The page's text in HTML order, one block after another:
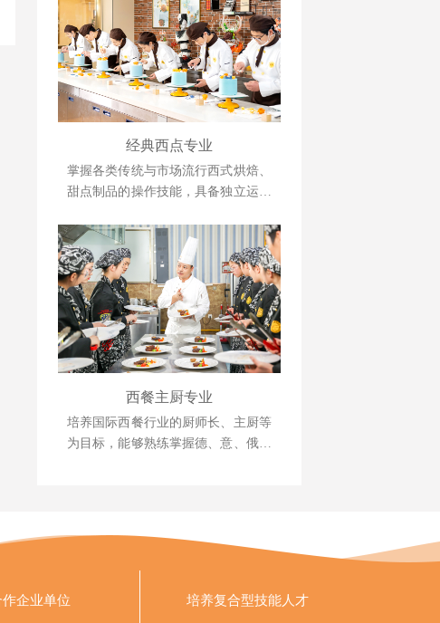
经典西点专业
掌握各类传统与市场流行西式烘焙、
甜点制品的操作技能，具备独立运营
西餐主厨专业
培养国际西餐行业的厨师长、主厨等
为目标，能够熟练掌握德、意、俄等
作企业单位 培养复合型技能人才